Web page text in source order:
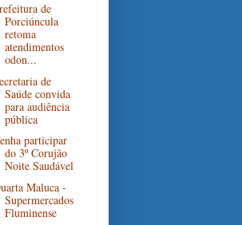
de
Porciúncula
retoma
atendimentos
odon...
de
Saúde convida
para audiência
pública
participar
do 3º Corujão
Noite Saudável
Maluca -
Supermercados
Fluminense